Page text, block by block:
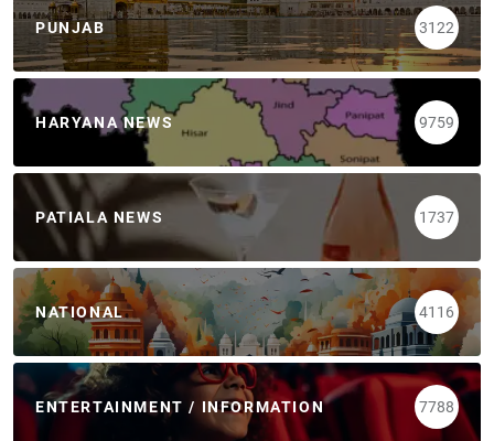
PUNJAB 3122
HARYANA NEWS 9759
PATIALA NEWS 1737
NATIONAL 4116
ENTERTAINMENT / INFORMATION 7788